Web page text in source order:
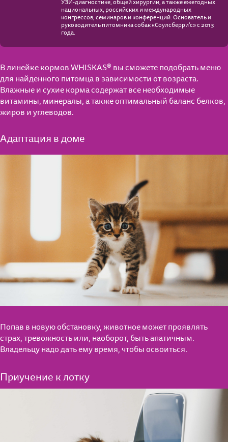
Для котят от 1 до 12 мес.
Для взрослых кошек
Для кошек старше 7 лет
Влажные рационы
Мнение экспертов
Полезные материалы
Часто задаваемые вопросы
УЗИ-диагностике, общей хирургии, а также ежегодных
национальных, российских и международных
конгрессов, семинаров и конференций. Основатель и
руководитель питомника собак «Соулсберри’с» с 2013
года.
В линейке кормов WHISKAS® вы сможете подобрать меню
для найденного питомца в зависимости от возраста.
Влажные и сухие корма содержат все необходимые
витамины, минералы, а также оптимальный баланс белков,
жиров и углеводов.
Адаптация в доме
Попав в новую обстановку, животное может проявлять
страх, тревожность или, наоборот, быть апатичным.
Владельцу надо дать ему время, чтобы освоиться.
Приучение к лотку